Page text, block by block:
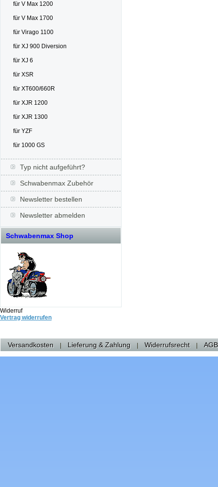
für V Max 1200
für V Max 1700
für Virago 1100
für XJ 900 Diversion
für XJ 6
für XSR
für XT600/660R
für XJR 1200
für XJR 1300
für YZF
für 1000 GS
Typ nicht aufgeführt?
Schwabenmax Zubehör
Newsletter bestellen
Newsletter abmelden
Schwabenmax Shop
Widerruf
Vertrag widerrufen
Versandkosten Lieferung & Zahlung Widerrufsrecht AGB